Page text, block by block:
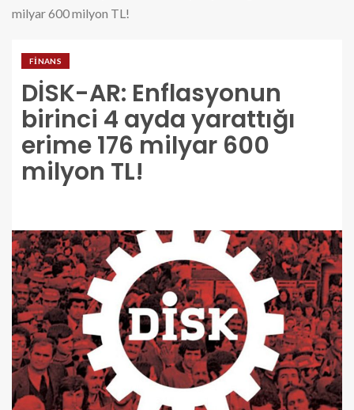
milyar 600 milyon TL!
FINANS
DİSK-AR: Enflasyonun
birinci 4 ayda yarattığı
erime 176 milyar 600
milyon TL!